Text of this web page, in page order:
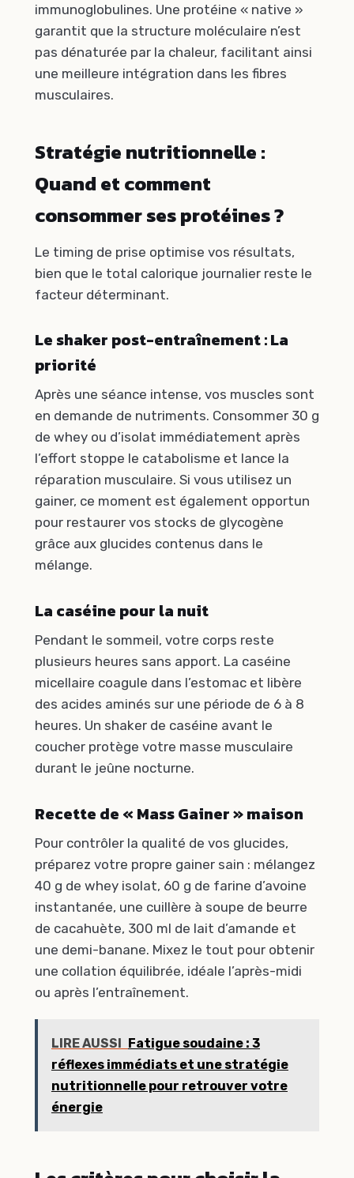
immunoglobulines. Une protéine « native »
garantit que la structure moléculaire n’est
pas dénaturée par la chaleur, facilitant ainsi
une meilleure intégration dans les fibres
musculaires.
Stratégie nutritionnelle :
Quand et comment
consommer ses protéines ?
Le timing de prise optimise vos résultats,
bien que le total calorique journalier reste le
facteur déterminant.
Le shaker post-entraînement : La
priorité
Après une séance intense, vos muscles sont
en demande de nutriments. Consommer 30 g
de whey ou d’isolat immédiatement après
l’effort stoppe le catabolisme et lance la
réparation musculaire. Si vous utilisez un
gainer, ce moment est également opportun
pour restaurer vos stocks de glycogène
grâce aux glucides contenus dans le
mélange.
La caséine pour la nuit
Pendant le sommeil, votre corps reste
plusieurs heures sans apport. La caséine
micellaire coagule dans l’estomac et libère
des acides aminés sur une période de 6 à 8
heures. Un shaker de caséine avant le
coucher protège votre masse musculaire
durant le jeûne nocturne.
Recette de « Mass Gainer » maison
Pour contrôler la qualité de vos glucides,
préparez votre propre gainer sain : mélangez
40 g de whey isolat, 60 g de farine d’avoine
instantanée, une cuillère à soupe de beurre
de cacahuète, 300 ml de lait d’amande et
une demi-banane. Mixez le tout pour obtenir
une collation équilibrée, idéale l’après-midi
ou après l’entraînement.
LIRE AUSSI Fatigue soudaine : 3
réflexes immédiats et une stratégie
nutritionnelle pour retrouver votre
énergie